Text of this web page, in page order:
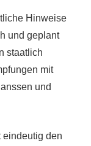
Hinweise
und geplant
staatlich
mit
und
eindeutig den